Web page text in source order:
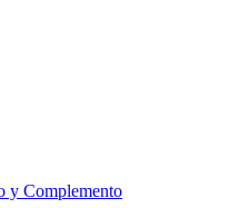
y Complemento